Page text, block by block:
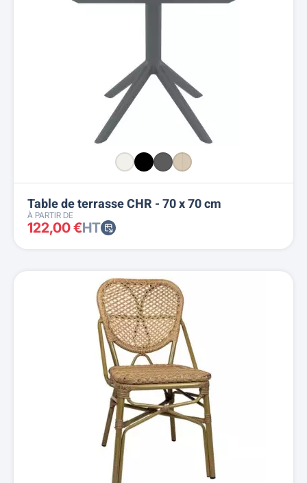
Table de terrasse CHR - 70 x 70 cm
À PARTIR DE
122,00 €HT